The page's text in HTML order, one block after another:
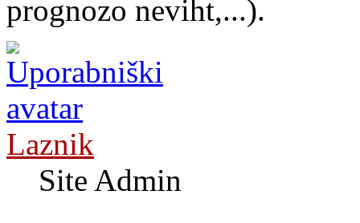
prognozo neviht,...).
Laznik
Site Admin